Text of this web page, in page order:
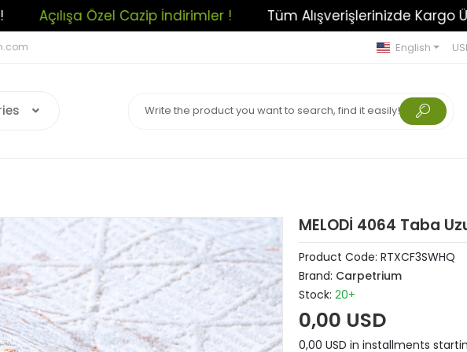
İndirimler ! Tüm Alışverişlerinizde Kargo Ücretsiz! Açılışa
English
MELODİ 4064 Taba
Product Code: RTXCF3SWHQ
Brand: Carpetrium
Stock: 20+
0,00 USD
0,00 USD in installments